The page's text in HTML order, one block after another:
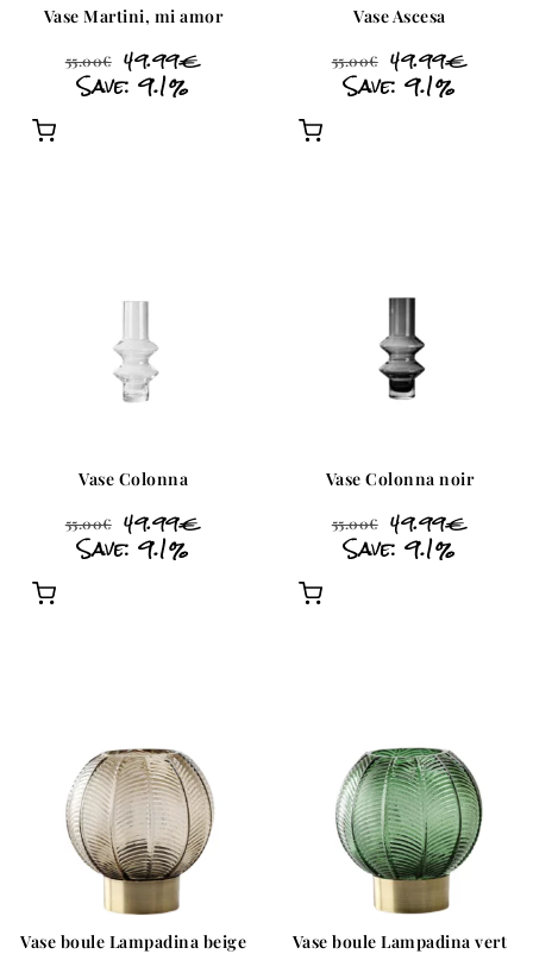
Vase Martini, mi amor
55.00€ 49.99€
Save: 9.1%
Vase Ascesa
55.00€ 49.99€
Save: 9.1%
Vase Colonna
55.00€ 49.99€
Save: 9.1%
Vase Colonna noir
55.00€ 49.99€
Save: 9.1%
Vase boule Lampadina beige Vase boule Lampadina vert